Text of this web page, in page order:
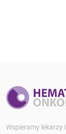
Wspieramy lekarzy